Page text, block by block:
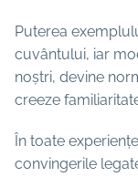
Puterea
cuvântului, iar
noștri, devine
creeze
În toate
convingerile